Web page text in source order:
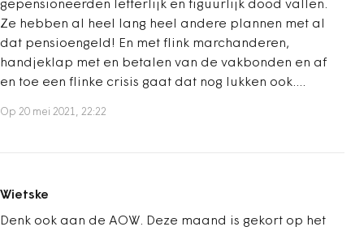
gepensioneerden letterlijk en figuurlijk dood vallen.
Ze hebben al heel lang heel andere plannen met al
dat pensioengeld! En met flink marchanderen,
handjeklap met en betalen van de vakbonden en af
en toe een flinke crisis gaat dat nog lukken ook....
Op 20 mei 2021, 22:22
Wietske
Denk ook aan de AOW. Deze maand is gekort op het